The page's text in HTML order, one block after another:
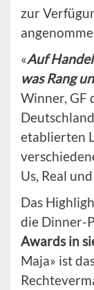
zur
«Auf
was Rang
Winner, GF
etablierten
Us, Real
Das
die Dinner-
Awards in
Maja» ist